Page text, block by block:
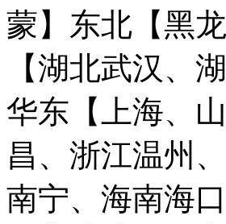
蒙】 东北【黑
【湖北武汉、
华东【上海、
昌、浙江温州
南宁、海南海口